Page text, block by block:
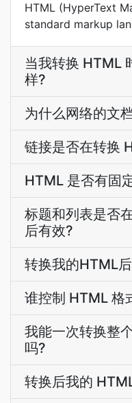
HTML (HyperText
standard markup
当我转换 HTML
样?
为什么网络的文
链接是否在转换
HTML 是否有固
标题和列表是否
后有效?
转换我的HTML
谁控制 HTML 格
我能一次转换整
吗?
转换后我的